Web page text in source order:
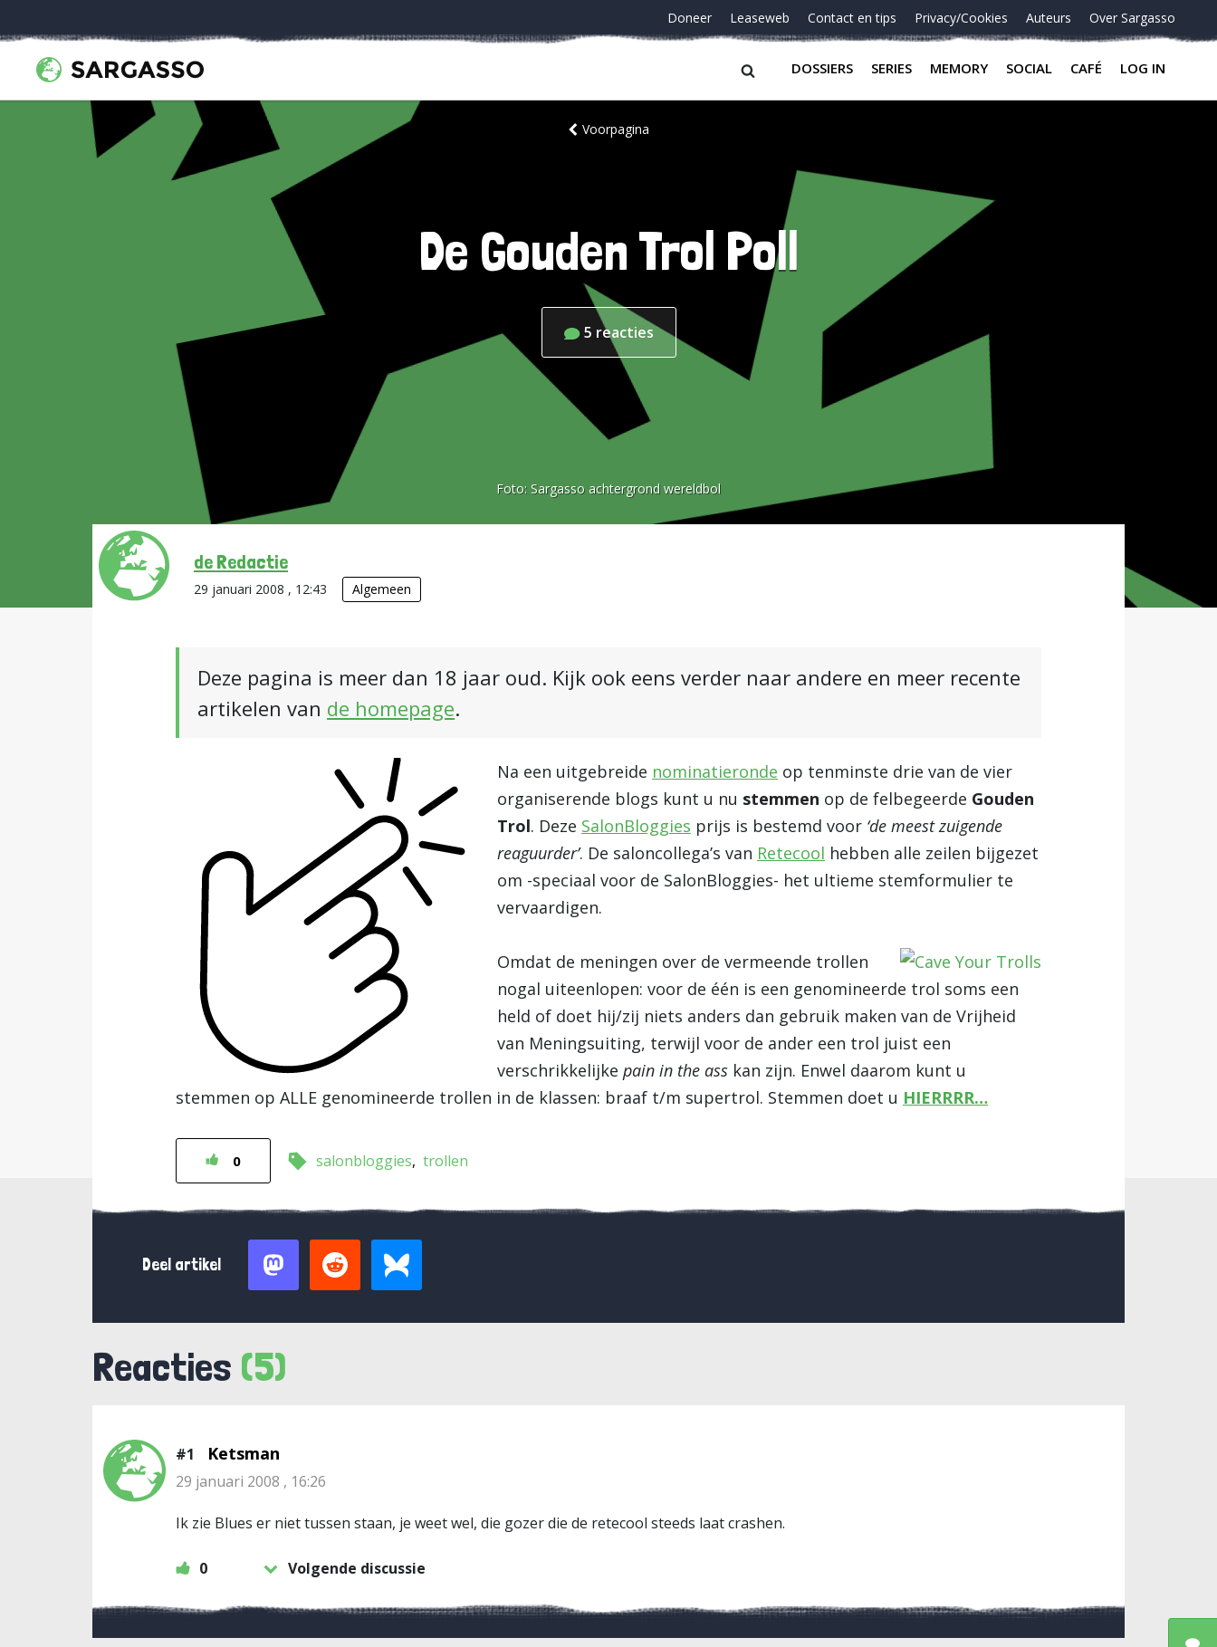
Doneer Leaseweb Contact en tips Privacy/Cookies Auteurs Over Sargasso
DOSSIERS SERIES MEMORY SOCIAL CAFÉ LOG IN
Voorpagina
De Gouden Trol Poll
5 reacties
Foto: Sargasso achtergrond wereldbol
de Redactie
29 januari 2008 , 12:43 Algemeen
Deze pagina is meer dan 18 jaar oud. Kijk ook eens verder naar andere en meer recente
artikelen van de homepage.
Na een uitgebreide nominatieronde op tenminste drie van de vier
organiserende blogs kunt u nu stemmen op de felbegeerde Gouden
Trol. Deze SalonBloggies prijs is bestemd voor ‘de meest zuigende
reaguurder’. De saloncollega’s van Retecool hebben alle zeilen bijgezet
om -speciaal voor de SalonBloggies- het ultieme stemformulier te
vervaardigen.
Omdat de meningen over de vermeende trollen
nogal uiteenlopen: voor de één is een genomineerde trol soms een
held of doet hij/zij niets anders dan gebruik maken van de Vrijheid
van Meningsuiting, terwijl voor de ander een trol juist een
verschrikkelijke pain in the ass kan zijn. Enwel daarom kunt u
stemmen op ALLE genomineerde trollen in de klassen: braaf t/m supertrol. Stemmen doet u HIERRRR…
0 salonbloggies trollen
Deel artikel
Reacties (5)
#1 Ketsman
29 januari 2008 , 16:26
Ik zie Blues er niet tussen staan, je weet wel, die gozer die de retecool steeds laat crashen.
0 Volgende discussie